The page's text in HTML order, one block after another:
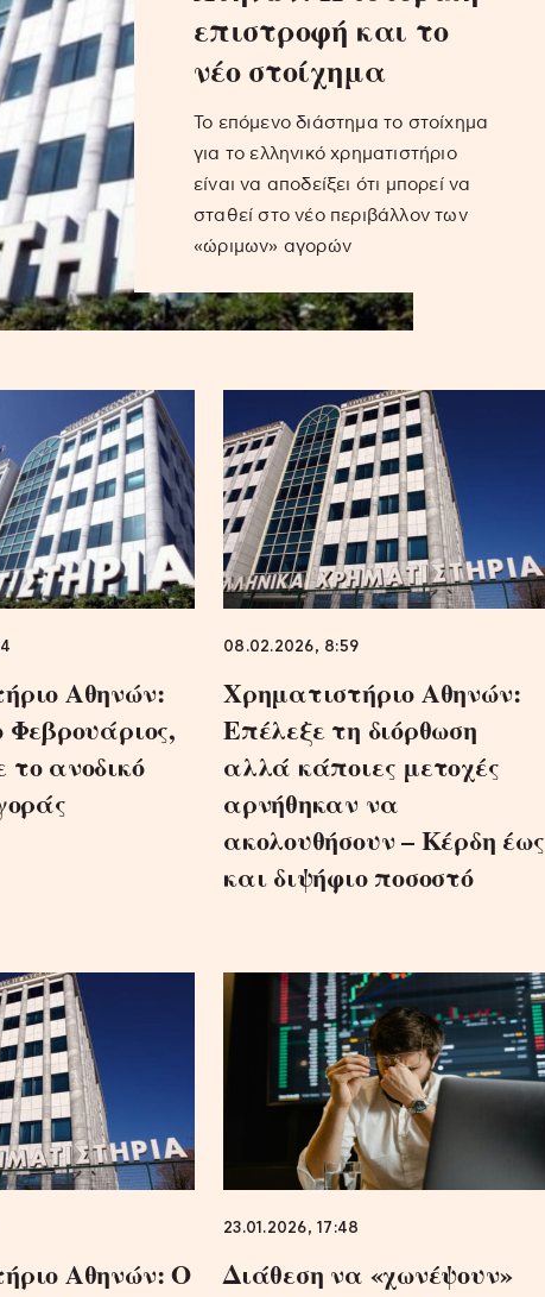
επιστροφή και το
νέο στοίχημα
Το επόμενο διάστημα το στοίχημα
για το ελληνικό χρηματιστήριο
είναι να αποδείξει ότι μπορεί να
σταθεί στο νέο περιβάλλον των
«ώριμων» αγορών
Αθηνών:
ανοδικό
08.02.2026, 8:59
Χρηματιστήριο Αθηνών:
Επέλεξε τη διόρθωση
αλλά κάποιες μετοχές
αρνήθηκαν να
ακολουθήσουν – Κέρδη έως
και διψήφιο ποσοστό
Αθηνών: Ο
23.01.2026, 17:48
Διάθεση να «χωνέψουν»